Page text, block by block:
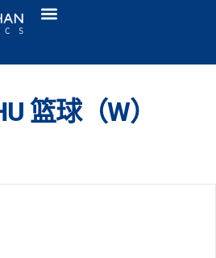
篮球（W）